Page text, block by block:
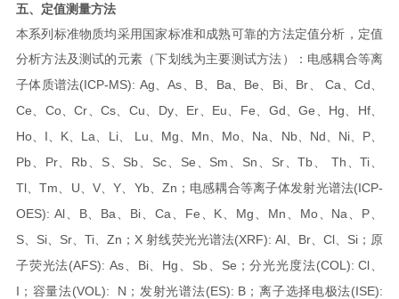
五、定值测量方法
本系列标准物质均采用国家标准和成熟可靠的方法定值分析，定值
分析方法及测试的元素 （下划线为主要测试方法）：电感耦合等离
子体质谱法(ICP-MS): Ag 、As B、 Ba Be Bi、 Br 、Ca Cd
Ce Co、Cr 、Cs Cu Dy、 Er Eu Fe Gd 、Ge Hg Hf、
Ho、 I K La Li、 Lu Mg Mn Mo Na Nb、 Nd Ni、 P
Pb、 Pr、 Rb S、 Sb Sc Se Sm Sn Sr、Tb Th 、Ti
Tl、Tm U V、Y Yb、 Zn ；电感耦合等离子体发射光谱法(ICP-
OES): Al、 B、 Ba Bi Ca Fe K Mg Mn Mo、 Na P
S、 Si Sr 、Ti 、Zn ； X射线荧光光谱法(XRF): Al、 Br、Cl Si ；原
子荧光法(AFS): As Bi、 Hg Sb、 Se ；分光光度法(COL): Cl
I ；容量法(VOL): N ；发射光谱法(ES): B ；离子选择电极法(ISE):